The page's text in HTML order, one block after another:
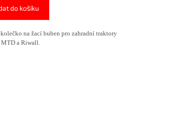
do košíku
na žací buben pro zahradní traktory
MTD a Riwall.